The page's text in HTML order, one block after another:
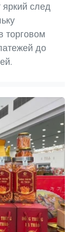
яркий след
торговом
до